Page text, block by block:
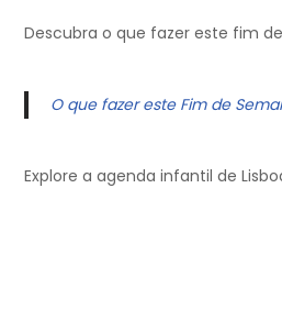
Descubra o que fazer este fim
O que fazer este Fim de
Explore a agenda infantil de